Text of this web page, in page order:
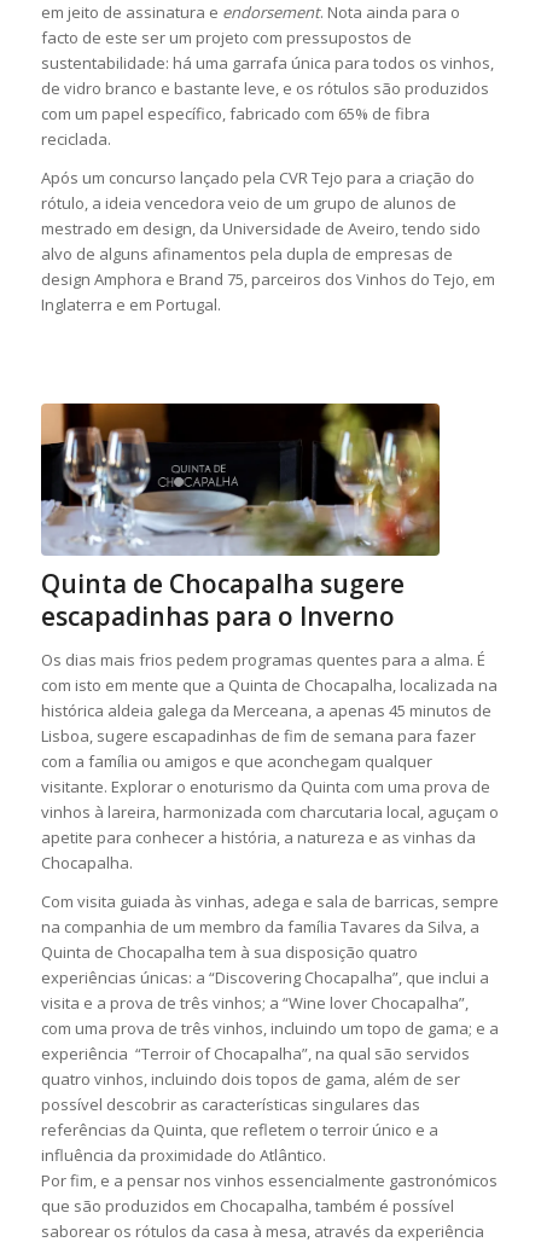
em jeito de assinatura e endorsement. Nota ainda para o
facto de este ser um projeto com pressupostos de
sustentabilidade: há uma garrafa única para todos os vinhos,
de vidro branco e bastante leve, e os rótulos são produzidos
com um papel específico, fabricado com 65% de fibra
reciclada.
Após um concurso lançado pela CVR Tejo para a criação do
rótulo, a ideia vencedora veio de um grupo de alunos de
mestrado em design, da Universidade de Aveiro, tendo sido
alvo de alguns afinamentos pela dupla de empresas de
design Amphora e Brand 75, parceiros dos Vinhos do Tejo, em
Inglaterra e em Portugal.
Quinta de Chocapalha sugere
escapadinhas para o Inverno
Os dias mais frios pedem programas quentes para a alma. É
com isto em mente que a Quinta de Chocapalha, localizada na
histórica aldeia galega da Merceana, a apenas 45 minutos de
Lisboa, sugere escapadinhas de fim de semana para fazer
com a família ou amigos e que aconchegam qualquer
visitante. Explorar o enoturismo da Quinta com uma prova de
vinhos à lareira, harmonizada com charcutaria local, aguçam o
apetite para conhecer a história, a natureza e as vinhas da
Chocapalha.
Com visita guiada às vinhas, adega e sala de barricas, sempre
na companhia de um membro da família Tavares da Silva, a
Quinta de Chocapalha tem à sua disposição quatro
experiências únicas: a “Discovering Chocapalha”, que inclui a
visita e a prova de três vinhos; a “Wine lover Chocapalha”,
com uma prova de três vinhos, incluindo um topo de gama; e a
experiência “Terroir of Chocapalha”, na qual são servidos
quatro vinhos, incluindo dois topos de gama, além de ser
possível descobrir as características singulares das
referências da Quinta, que refletem o terroir único e a
influência da proximidade do Atlântico.
Por fim, e a pensar nos vinhos essencialmente gastronómicos
que são produzidos em Chocapalha, também é possível
saborear os rótulos da casa à mesa, através da experiência